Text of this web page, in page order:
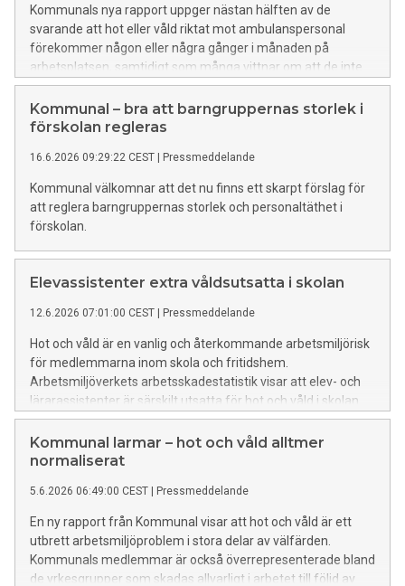
Kommunals nya rapport uppger nästan hälften av de
svarande att hot eller våld riktat mot ambulanspersonal
förekommer någon eller några gånger i månaden på
arbetsplatsen, samtidigt som många vittnar om att de inte
alltid får tillräcklig information om kända risker inför
uppdraget.
Kommunal – bra att barngruppernas storlek i
förskolan regleras
16.6.2026 09:29:22 CEST | Pressmeddelande
Kommunal välkomnar att det nu finns ett skarpt förslag för
att reglera barngruppernas storlek och personaltäthet i
förskolan.
Elevassistenter extra våldsutsatta i skolan
12.6.2026 07:01:00 CEST | Pressmeddelande
Hot och våld är en vanlig och återkommande arbetsmiljörisk
för medlemmarna inom skola och fritidshem.
Arbetsmiljöverkets arbetsskadestatistik visar att elev- och
lärarassistenter är särskilt utsatta för hot och våld i skolan.
Kommunal larmar – hot och våld alltmer
normaliserat
5.6.2026 06:49:00 CEST | Pressmeddelande
En ny rapport från Kommunal visar att hot och våld är ett
utbrett arbetsmiljöproblem i stora delar av välfärden.
Kommunals medlemmar är också överrepresenterade bland
de yrkesgrupper som skadas allvarligt i arbetet till följd av